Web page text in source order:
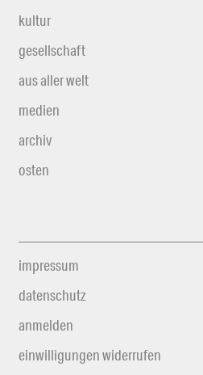
kultur
gesellschaft
aus aller welt
medien
archiv
osten
impressum
datenschutz
anmelden
einwilligungen widerrufen